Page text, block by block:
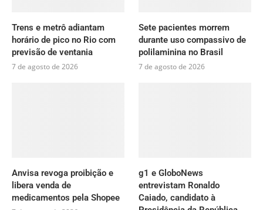
Trens e metrô adiantam
horário de pico no Rio com
previsão de ventania
7 de agosto de 2026
Sete pacientes morrem
durante uso compassivo de
polilaminina no Brasil
7 de agosto de 2026
Anvisa revoga proibição e
libera venda de
medicamentos pela Shopee
g1 e GloboNews
entrevistam Ronaldo
Caiado, candidato à